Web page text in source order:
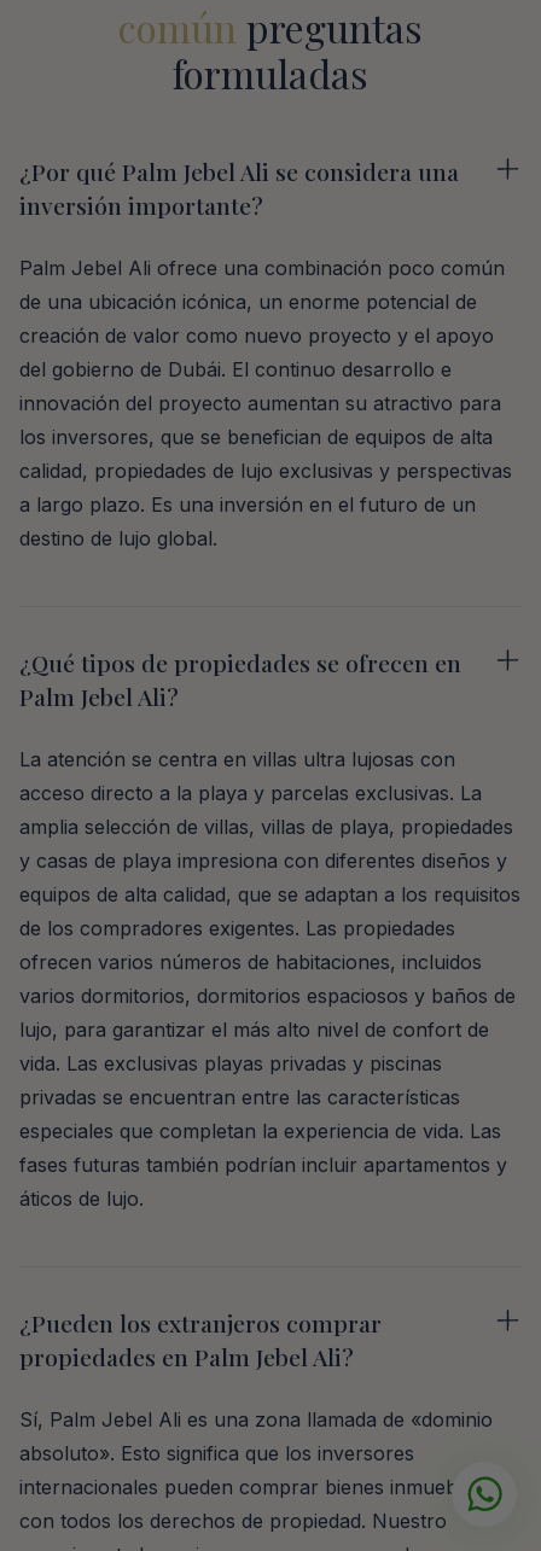
común preguntas
formuladas
¿Por qué Palm Jebel Ali se considera una
inversión importante?
Palm Jebel Ali ofrece una combinación poco común
de una ubicación icónica, un enorme potencial de
creación de valor como nuevo proyecto y el apoyo
del gobierno de Dubái. El continuo desarrollo e
innovación del proyecto aumentan su atractivo para
los inversores, que se benefician de equipos de alta
calidad, propiedades de lujo exclusivas y perspectivas
a largo plazo. Es una inversión en el futuro de un
destino de lujo global.
¿Qué tipos de propiedades se ofrecen en
Palm Jebel Ali?
La atención se centra en villas ultra lujosas con
acceso directo a la playa y parcelas exclusivas. La
amplia selección de villas, villas de playa, propiedades
y casas de playa impresiona con diferentes diseños y
equipos de alta calidad, que se adaptan a los requisitos
de los compradores exigentes. Las propiedades
ofrecen varios números de habitaciones, incluidos
varios dormitorios, dormitorios espaciosos y baños de
lujo, para garantizar el más alto nivel de confort de
vida. Las exclusivas playas privadas y piscinas
privadas se encuentran entre las características
especiales que completan la experiencia de vida. Las
fases futuras también podrían incluir apartamentos y
áticos de lujo.
¿Pueden los extranjeros comprar
propiedades en Palm Jebel Ali?
Sí, Palm Jebel Ali es una zona llamada de «dominio
absoluto». Esto significa que los inversores
internacionales pueden comprar bienes inmuebles
con todos los derechos de propiedad. Nuestro